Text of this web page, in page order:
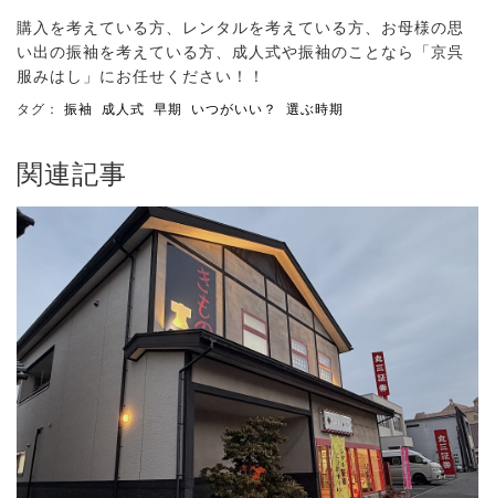
購入を考えている方、レンタルを考えている方、お母様の思
い出の振袖を考えている方、成人式や振袖のことなら「京呉
服みはし」にお任せください！！
タグ： 振袖 成人式 早期 いつがいい？ 選ぶ時期
関連記事